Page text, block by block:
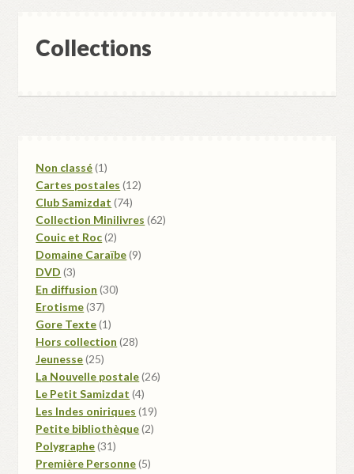
Collections
Non classé 11
produit
Cartes postales 1212
Club Samizdat 7474
produits
Collection Minilivres 6262
Couic et Roc 22
produits
Domaine Caraïbe 99
DVD 33
produits
En diffusion 3030
Erotisme 3737
produits
Gore Texte 11
produit
Hors collection 2828
Jeunesse 2525
produits
La Nouvelle postale 2626
Le Petit Samizdat 44
produits
Les Indes oniriques 1919
Petite bibliothèque 22
Polygraphe 3131
produits
Première Personne 55